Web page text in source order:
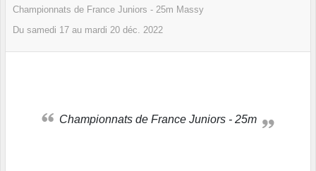
Championnats de France Juniors - 25m Massy
Du samedi 17 au mardi 20 déc. 2022
Championnats de France Juniors - 25m